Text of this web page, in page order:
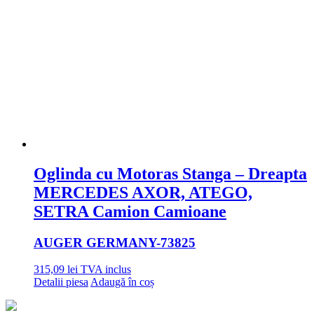
Oglinda cu Motoras Stanga – Dreapta
MERCEDES AXOR, ATEGO,
SETRA Camion Camioane
AUGER GERMANY-73825
315,09 lei TVA inclus
Detalii piesaAdaugă în coș